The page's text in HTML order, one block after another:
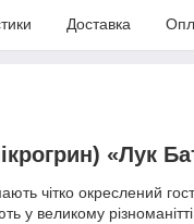
Доставка
«Лук
чітко окреслений
у великому